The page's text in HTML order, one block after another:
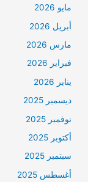
مايو 2026
أبريل 2026
مارس 2026
فبراير 2026
يناير 2026
ديسمبر 2025
نوفمبر 2025
أكتوبر 2025
سبتمبر 2025
أغسطس 2025